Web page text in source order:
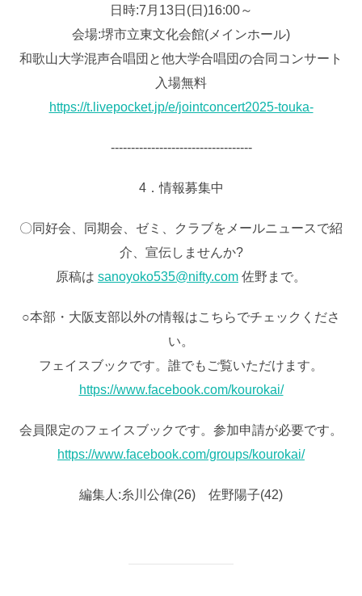
日時:7月13日(日)16:00～
会場:堺市立東文化会館(メインホール)
和歌山大学混声合唱団と他大学合唱団の合同コンサート
入場無料
https://t.livepocket.jp/e/jointconcert2025-touka-
‐‐‐‐‐‐‐‐‐‐‐‐‐‐‐‐‐‐‐‐‐‐‐‐‐‐‐‐‐‐‐‐‐‐‐
4．情報募集中
〇同好会、同期会、ゼミ、クラブをメールニュースで紹
介、宣伝しませんか?
原稿は sanoyoko535@nifty.com 佐野まで。
○本部・大阪支部以外の情報はこちらでチェックくださ
い。
フェイスブックです。誰でもご覧いただけます。
https://www.facebook.com/kourokai/
会員限定のフェイスブックです。参加申請が必要です。
https://www.facebook.com/groups/kourokai/
編集人:糸川公偉(26) 佐野陽子(42)